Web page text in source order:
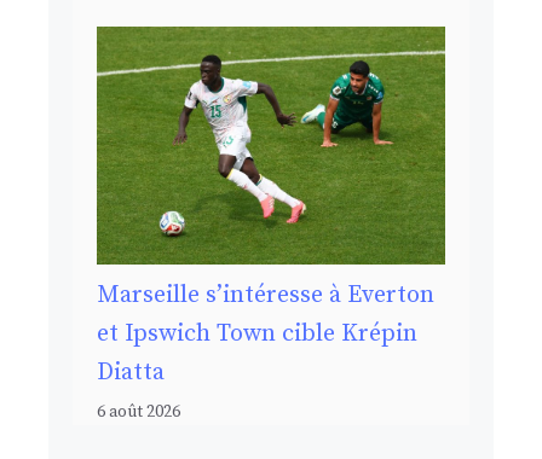
Marseille s’intéresse à Everton
et Ipswich Town cible Krépin
Diatta
6 août 2026